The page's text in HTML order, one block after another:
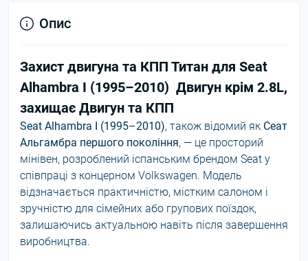
Опис
Захист двигуна та КПП Титан для Seat
Alhambra I (1995–2010) Двигун крім 2.8L,
захищає Двигун та КПП
Seat Alhambra I (1995–2010), також відомий як Сеат
Альгамбра першого покоління, — це просторий
мінівен, розроблений іспанським брендом Seat у
співпраці з концерном Volkswagen. Модель
відзначається практичністю, містким салоном і
зручністю для сімейних або групових поїздок,
залишаючись актуальною навіть після завершення
виробництва.